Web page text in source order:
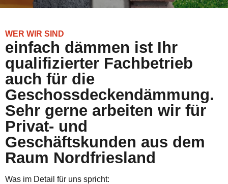
WER WIR SIND
einfach dämmen ist Ihr
qualifizierter Fachbetrieb
auch für die
Geschossdeckendämmung.
Sehr gerne arbeiten wir für
Privat- und
Geschäftskunden aus dem
Raum Nordfriesland
Was im Detail für uns spricht: